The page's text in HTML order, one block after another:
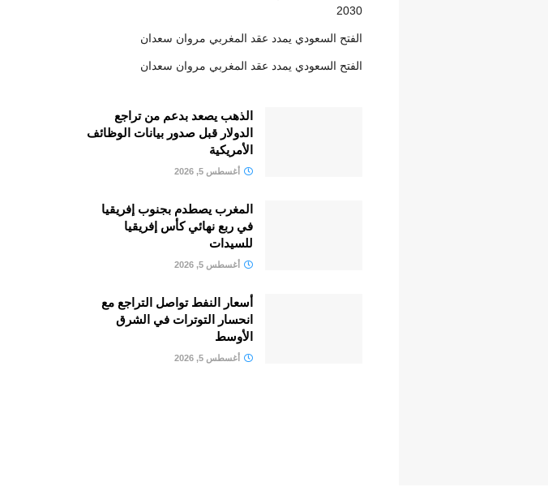
2030
الفتح السعودي يمدد عقد المغربي مروان سعدان
الفتح السعودي يمدد عقد المغربي مروان سعدان
الذهب يصعد بدعم من تراجع
الدولار قبل صدور بيانات الوظائف
الأمريكية
أغسطس 5, 2026
المغرب يصطدم بجنوب إفريقيا
في ربع نهائي كأس إفريقيا
للسيدات
أغسطس 5, 2026
أسعار النفط تواصل التراجع مع
انحسار التوترات في الشرق
الأوسط
أغسطس 5, 2026